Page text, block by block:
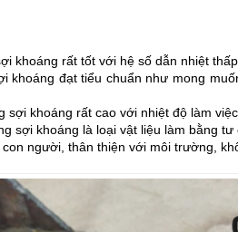
khoáng rất tốt với hệ số dẫn nhiệt thấp.
khoáng đạt tiểu chuẩn như mong
sợi khoáng rất cao với nhiệt độ làm
sợi khoáng là loại vật liệu làm bằng
người, thân thiện với môi trường,